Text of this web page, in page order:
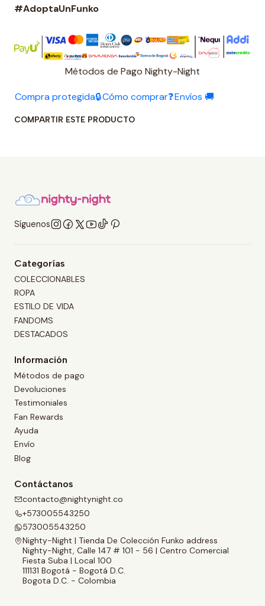
#AdoptaUnFunko
Métodos de Pago Nighty-Night
Compra protegida🔒Cómo comprar❓Envíos 🚚
COMPARTIR ESTE PRODUCTO
Síguenos
Categorías
COLECCIONABLES
ROPA
ESTILO DE VIDA
FANDOMS
DESTACADOS
Información
Métodos de pago
Devoluciones
Testimoniales
Fan Rewards
Ayuda
Envío
Blog
Contáctanos
contacto@nightynight.co
+573005543250
573005543250
Nighty-Night | Tienda De Colección Funko address
Nighty-Night, Calle 147 # 101 - 56 | Centro Comercial
Fiesta Suba | Local 100
111131 Bogotá - Bogotá D.C.
Bogota D.C. - Colombia